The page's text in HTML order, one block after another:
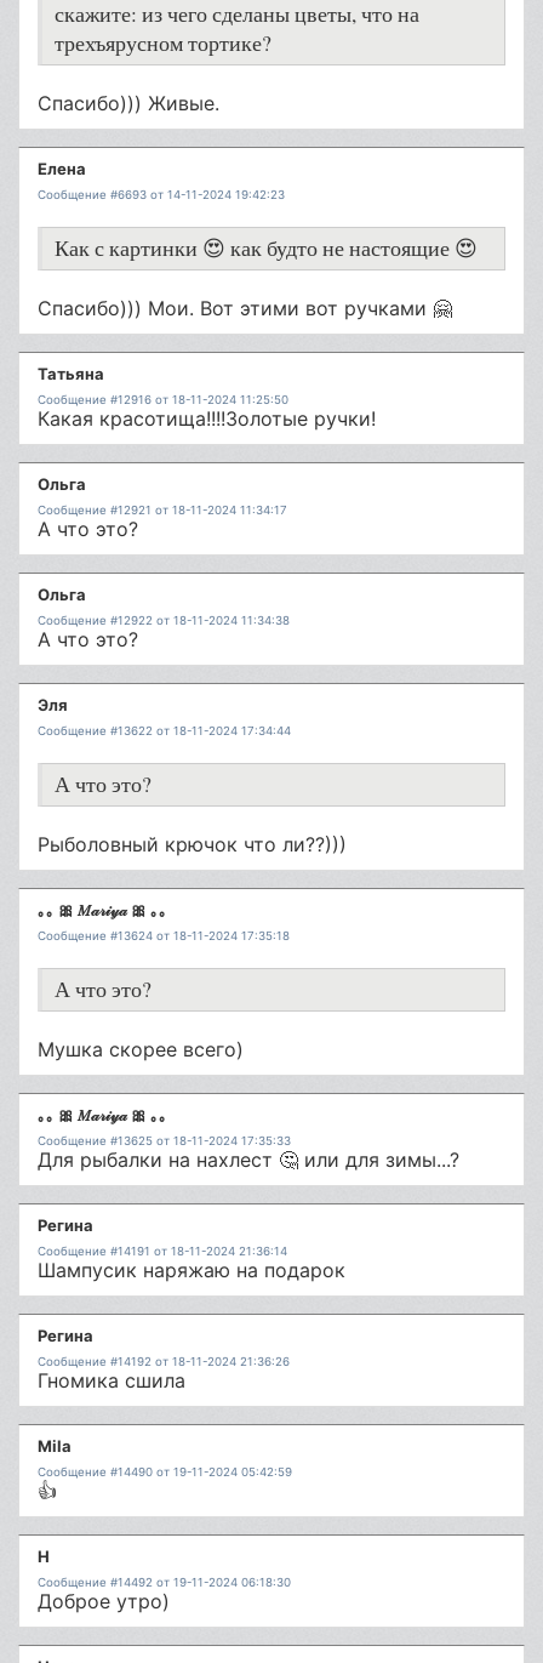
скажите: из чего сделаны цветы, что на
трехъярусном тортике?
Спасибо))) Живые.
Елена
Сообщение #6693 от 14-11-2024 19:42:23
Как с картинки 😍 как будто не настоящие 😍
Спасибо))) Мои. Вот этими вот ручками 🤗
Татьяна
Сообщение #12916 от 18-11-2024 11:25:50
Какая красотища!!!!Золотые ручки!
Ольга
Сообщение #12921 от 18-11-2024 11:34:17
А что это?
Ольга
Сообщение #12922 от 18-11-2024 11:34:38
А что это?
Эля
Сообщение #13622 от 18-11-2024 17:34:44
А что это?
Рыболовный крючок что ли??)))
｡｡ 🎀 𝑀𝒶𝓇𝒾𝓎𝒶 🎀 ｡｡
Сообщение #13624 от 18-11-2024 17:35:18
А что это?
Мушка скорее всего)
｡｡ 🎀 𝑀𝒶𝓇𝒾𝓎𝒶 🎀 ｡｡
Сообщение #13625 от 18-11-2024 17:35:33
Для рыбалки на нахлест 🤔 или для зимы...?
Регина
Сообщение #14191 от 18-11-2024 21:36:14
Шампусик наряжаю на подарок
Регина
Сообщение #14192 от 18-11-2024 21:36:26
Гномика сшила
Mila
Сообщение #14490 от 19-11-2024 05:42:59
👍
Н
Сообщение #14492 от 19-11-2024 06:18:30
Доброе утро)